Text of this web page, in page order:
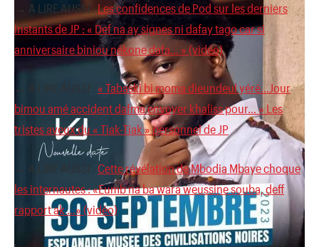
→ A LIRE AUSSI :Les confidences de Pod sur les derniers
instants de JP : « Def na ay signes ni dafay tago car si
anniversaire biniou nékone dafa… » (vidéo)
→ A LIRE AUSSI : « Tabaski bi moma dieundeul yéré…Jour
bimou amé accident dafma envoyer khaliss pour… » Les
tristes aveux du « Tiak-Tiak » personnel de JP
→ A LIRE AUSSI : Cette révélation de Mbodia Mbaye choque
les internautes : «Eumb na ba wara weussine souba, deff
rapport ak …» (vidéo)